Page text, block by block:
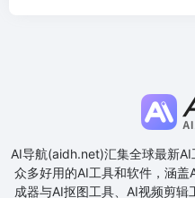
AI导航(aidh.net)汇集全球最新
众多好用的AI工具和软件，涵
成器与AI抠图工具、AI视频剪辑